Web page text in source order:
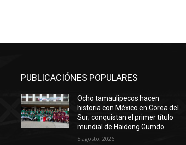
PUBLICACIÓNES POPULARES
Ocho tamaulipecos hacen
historia con México en Corea del
Sur; conquistan el primer título
mundial de Haidong Gumdo
5 agosto, 2026